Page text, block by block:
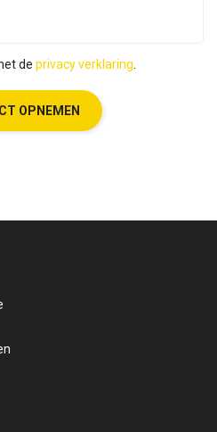
de privacy verklaring.
OPNEMEN